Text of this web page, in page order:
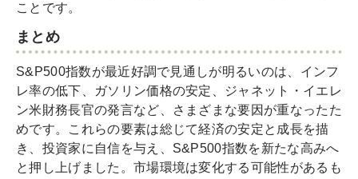
ことです。
まとめ
S&P500指数が最近好調で見通しが明るいのは、インフ
レ率の低下、ガソリン価格の安定、ジャネット・イエレ
ン米財務長官の発言など、さまざまな要因が重なったた
めです。これらの要素は総じて経済の安定と成長を描
き、投資家に自信を与え、S&P500指数を新たな高みへ
と押し上げました。市場環境は変化する可能性があるも